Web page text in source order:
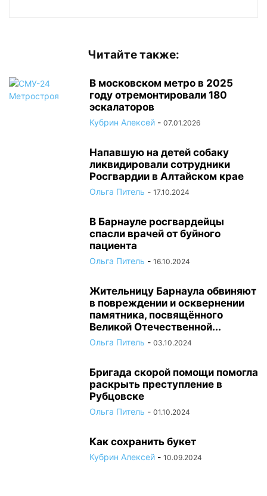
Читайте также:
В московском метро в 2025
году отремонтировали 180
эскалаторов
Кубрин Алексей - 07.01.2026
Напавшую на детей собаку
ликвидировали сотрудники
Росгвардии в Алтайском крае
Ольга Питель - 17.10.2024
В Барнауле росгвардейцы
спасли врачей от буйного
пациента
Ольга Питель - 16.10.2024
Жительницу Барнаула обвиняют
в повреждении и осквернении
памятника, посвящённого
Великой Отечественной...
Ольга Питель - 03.10.2024
Бригада скорой помощи помогла
раскрыть преступление в
Рубцовске
Ольга Питель - 01.10.2024
Как сохранить букет
Кубрин Алексей - 10.09.2024